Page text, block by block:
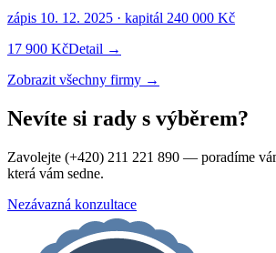
zápis 10. 12. 2025 · kapitál 240 000 Kč
17 900 KčDetail →
Zobrazit všechny firmy →
Nevíte si rady s výběrem?
Zavolejte (+420) 211 221 890 — poradíme
která vám sedne.
Nezávazná konzultace